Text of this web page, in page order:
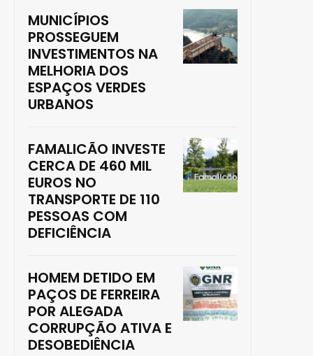
MUNICÍPIOS
PROSSEGUEM
INVESTIMENTOS NA
MELHORIA DOS
ESPAÇOS VERDES
URBANOS
FAMALICÃO INVESTE
CERCA DE 460 MIL
EUROS NO
TRANSPORTE DE 110
PESSOAS COM
DEFICIÊNCIA
HOMEM DETIDO EM
PAÇOS DE FERREIRA
POR ALEGADA
CORRUPÇÃO ATIVA E
DESOBEDIÊNCIA